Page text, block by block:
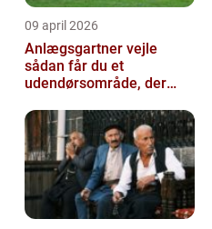
09 april 2026
Anlægsgartner vejle
sådan får du et
udendørsområde, der